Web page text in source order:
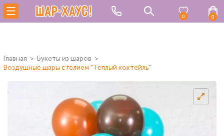
0 0
Главная
Букеты из шаров
Воздушные шары с гелием "Теплый коктейль"